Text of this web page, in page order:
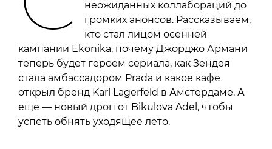
неожиданных коллабораций до
громких анонсов. Рассказываем,
кто стал лицом осенней
кампании Ekonika, почему Джорджо Армани
теперь будет героем сериала, как Зендея
стала амбассадором Prada и какое кафе
открыл бренд Karl Lagerfeld в Амстердаме. А
еще — новый дроп от Bikulova Adel, чтобы
успеть обнять уходящее лето.